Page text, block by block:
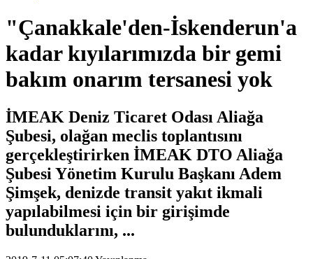
"Çanakkale'den-İskenderun'a
kadar kıyılarımızda bir gemi
bakım onarım tersanesi yok
İMEAK Deniz Ticaret Odası Aliağa
Şubesi, olağan meclis toplantısını
gerçekleştirirken İMEAK DTO Aliağa
Şubesi Yönetim Kurulu Başkanı Adem
Şimşek, denizde transit yakıt ikmali
yapılabilmesi için bir girişimde
bulunduklarını, ...